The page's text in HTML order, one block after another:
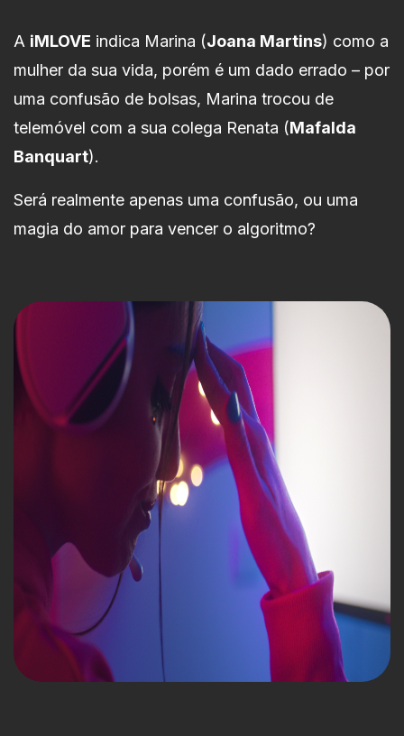
A iMLOVE indica Marina (Joana Martins) como a
mulher da sua vida, porém é um dado errado – por
uma confusão de bolsas, Marina trocou de
telemóvel com a sua colega Renata (Mafalda
Banquart).
Será realmente apenas uma confusão, ou uma
magia do amor para vencer o algoritmo?